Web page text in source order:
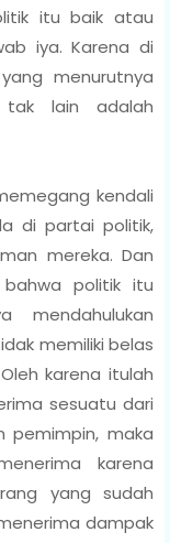
itu baik atau
iya. Karena di
menurutnya
lain adalah
kendali
di partai politik,
mereka. Dan
politik itu
mendahulukan
memiliki belas
karena itulah
sesuatu dari
pemimpin, maka
karena
yang sudah
dampak